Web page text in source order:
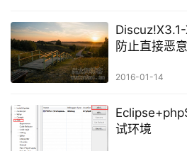
防止直接恶
2016-01-14
试环境